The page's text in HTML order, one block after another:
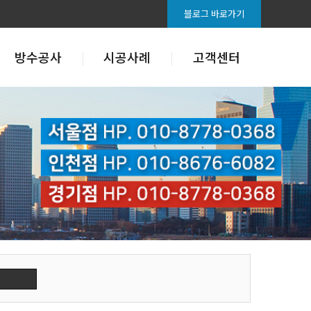
블로그 바로가기
방수공사 시공사례 고객센터